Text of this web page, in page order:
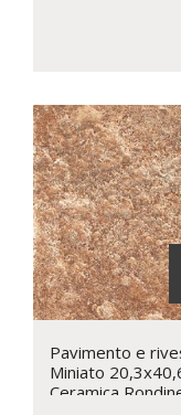
Pavimento e
Miniato
Ceramica